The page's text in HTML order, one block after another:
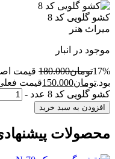
کشو گلویی کد 8
میراث هنر
موجود در انبار
17%تومان180.000
بود.تومان150.000قیمت فعلی:
کشو گلویی کد 8 عدد
-
افزودن به سبد خرید
محصولات